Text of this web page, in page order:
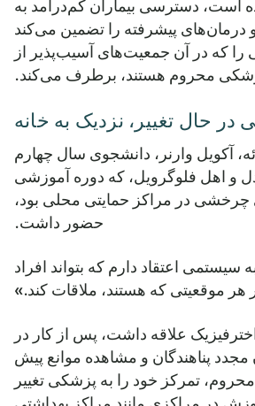
است، دسترسی بیماران کم‌درآمد به
درمان‌های پیشرفته را تضمین می‌کند
که در آن جمعیت‌های آسیب‌پذیر از
محروم هستند، برطرف می‌کند.
در حال تغییر، نزدیک به خانه
آکویل وارنر، دانشجوی سال چهارم
و اهل فلوگرویل، که دوره آموزشی
در مراکز حمایتی محلی بود،
حضور داشت.
اعتقاد دارم که بتواند افراد
هر موقعیتی که هستند، ملاقات کند.»
اخترفیزیک علاقه داشت، پس از کار در
مجدد پناهندگان و مشاهده موانع پیش
تمرکز خود را به پزشکی تغییر